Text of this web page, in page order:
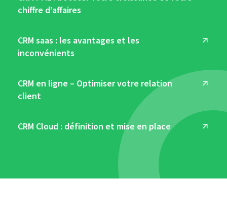
chiffre d’affaires
CRM saas : les avantages et les
inconvénients
CRM en ligne – Optimiser votre relation
client
CRM Cloud : définition et mise en place